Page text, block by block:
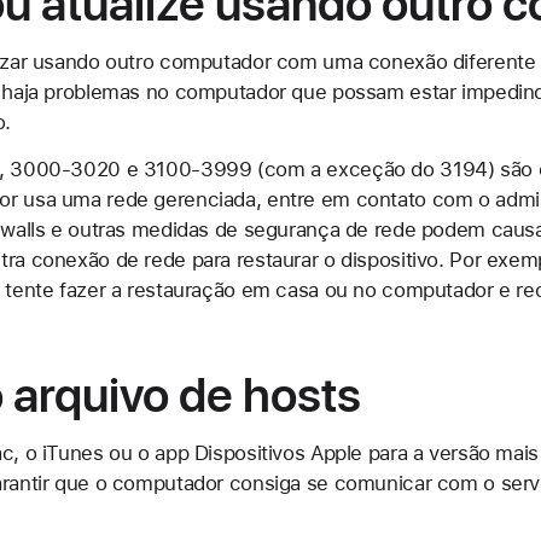
usando outro computador com uma conexão
problemas no computador que possam estar
3000-3020 e 3100-3999 (com a exceção do 3194) são
usa uma rede gerenciada, entre em contato com o
e outras medidas de segurança de rede podem
conexão de rede para restaurar o dispositivo. Por
fazer a restauração em casa ou no computador e
de hosts
o iTunes ou o app Dispositivos Apple para a versão
que o computador consiga se comunicar com o